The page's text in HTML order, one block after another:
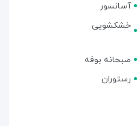
آسانسور
خشکشویی
صبحانه بوفه
رستوران